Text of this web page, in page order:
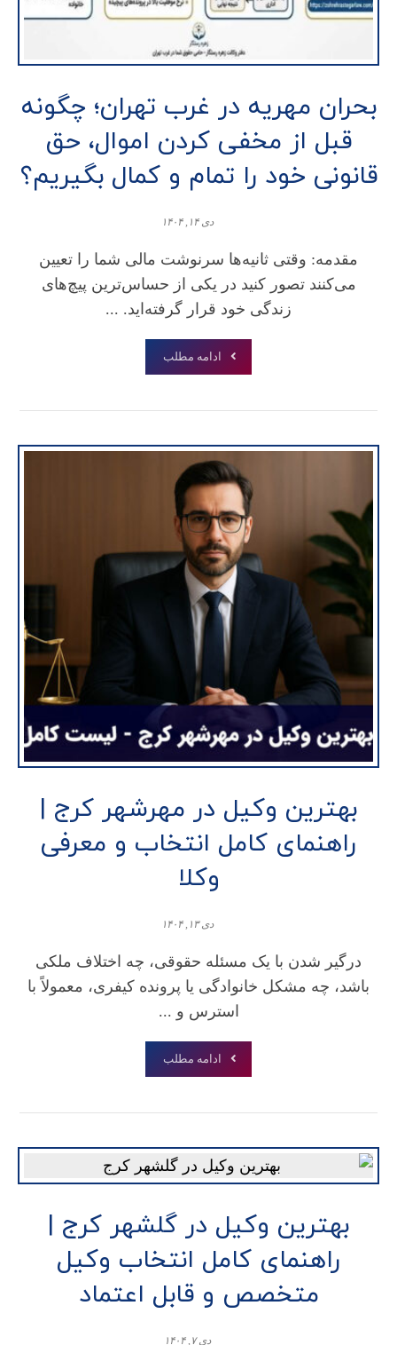
بحران مهریه در غرب تهران؛ چگونه
قبل از مخفی کردن اموال، حق
قانونی خود را تمام و کمال بگیریم؟
دی ۱۴, ۱۴۰۴
مقدمه: وقتی ثانیه‌ها سرنوشت مالی شما را تعیین
می‌کنند تصور کنید در یکی از حساس‌ترین پیچ‌های
زندگی خود قرار گرفته‌اید. ...
ادامه مطلب
بهترین وکیل در مهرشهر کرج |
راهنمای کامل انتخاب و معرفی
وکلا
دی ۱۳, ۱۴۰۴
درگیر شدن با یک مسئله حقوقی، چه اختلاف ملکی
باشد، چه مشکل خانوادگی یا پرونده کیفری، معمولاً با
استرس و ...
ادامه مطلب
بهترین وکیل در گلشهر کرج |
راهنمای کامل انتخاب وکیل
متخصص و قابل اعتماد
دی ۷, ۱۴۰۴